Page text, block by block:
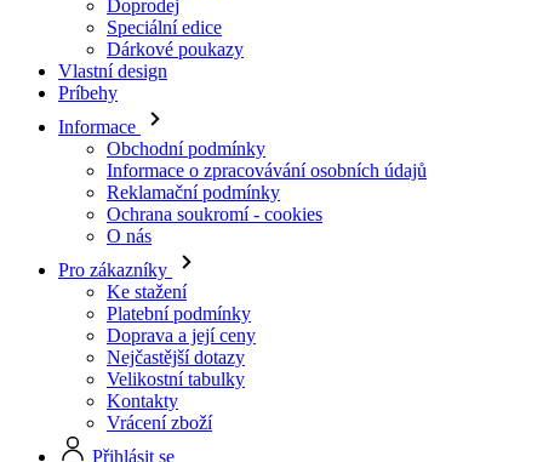
Informace
Obchodní podmínky
Informace o zpracovávání osobních údajů
Reklamační podmínky
Ochrana soukromí - cookies
O nás
Pro zákazníky
Ke stažení
Platební podmínky
Doprava a její ceny
Nejčastější dotazy
Velikostní tabulky
Kontakty
Vrácení zboží
Přihlásit se